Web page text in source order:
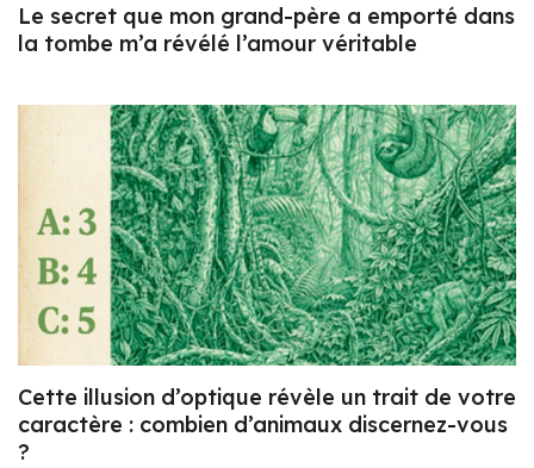
Le secret que mon grand-père a emporté dans
la tombe m’a révélé l’amour véritable
Cette illusion d’optique révèle un trait de votre
caractère : combien d’animaux discernez-vous
?